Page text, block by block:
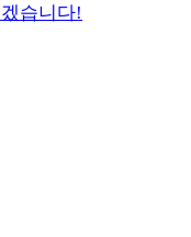
습니다!